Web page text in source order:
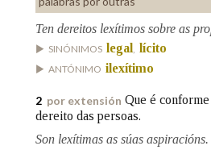
BUSCAR NO CONTIDO
Nas definicións
Nos exemplos
Ten dereitos lexítimos sobre as
SINÓNIMOS legal lícito
ANTÓNIMO ilexítimo
2 por extensión Que é
dereito das persoas.
Son lexítimas as súas aspiracións.